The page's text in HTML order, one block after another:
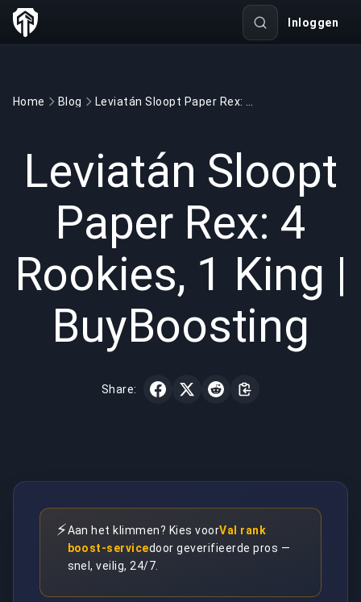
Inloggen
Home Blog
Leviatán Sloopt
Paper Rex: 4
Rookies, 1 King |
BuyBoosting
Share:
⚡Aan het klimmen? Kies voorVal rank
boost-servicedoor geverifieerde pros —
snel, veilig, 24/7.